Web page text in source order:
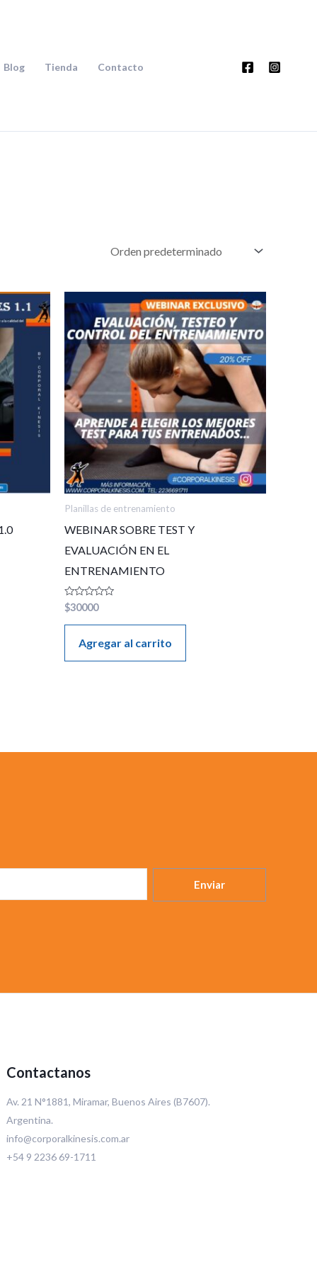
Blog Tienda Contacto
Planillas de entrenamiento
WEBINAR SOBRE TEST Y
EVALUACIÓN EN EL
ENTRENAMIENTO
Valorado
en
0
$30000
Agregar al carrito
Enviar
Contactanos
Av. 21 N°1881, Miramar, Buenos Aires (B7607).
Argentina.
info@corporalkinesis.com.ar
+54 9 2236 69-1711